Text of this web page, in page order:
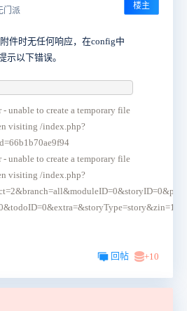
门派 楼主
件时无任何响应，在config中
示以下错误。
unable to create a temporary file
visiting /index.php?
unable to create a temporary file
visiting /index.php?
回帖 +10